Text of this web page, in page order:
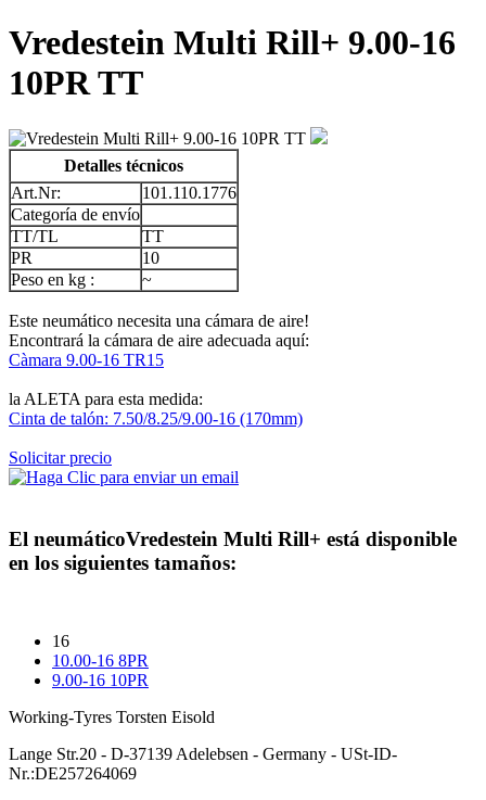
Vredestein Multi Rill+ 9.00-16
10PR TT
Detalles técnicos
Art.Nr:
101.110.1776
Categoría de envío
TT/TL
TT
PR
10
Peso en kg :
~
Este neumático necesita una cámara de aire!
Encontrará la cámara de aire adecuada aquí:
Càmara 9.00-16 TR15
la ALETA para esta medida:
Cinta de talón: 7.50/8.25/9.00-16 (170mm)
Solicitar precio
El neumáticoVredestein Multi Rill+ está disponible
en los siguientes tamaños:
16
10.00-16 8PR
9.00-16 10PR
Working-Tyres Torsten Eisold
Lange Str.20 - D-37139 Adelebsen - Germany - USt-ID-
Nr.:DE257264069